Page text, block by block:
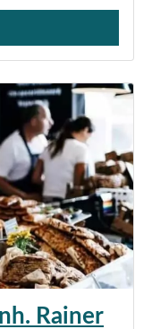
Rainer